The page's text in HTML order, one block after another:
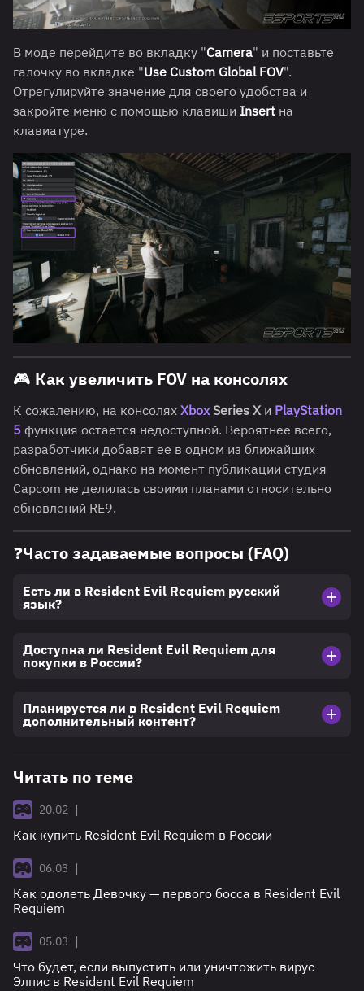
В моде перейдите во вкладку "Camera" и поставьте
галочку во вкладке "Use Custom Global FOV".
Отрегулируйте значение для своего удобства и
закройте меню с помощью клавиши Insert на
клавиатуре.
🎮 Как увеличить FOV на консолях
К сожалению, на консолях XboxSeries X и PlayStation
5 функция остается недоступной. Вероятнее всего,
разработчики добавят ее в одном из ближайших
обновлений, однако на момент публикации студия
Capcom не делилась своими планами относительно
обновлений RE9.
❓Часто задаваемые вопросы (FAQ)
Есть ли в Resident Evil Requiem русский
язык?
Доступна ли Resident Evil Requiem для
покупки в России?
Планируется ли в Resident Evil Requiem
дополнительный контент?
Читать по теме
20.02 |
Как купить Resident Evil Requiem в России
06.03
|
Как одолеть Девочку — первого босса в Resident Evil
Requiem
05.03
|
Что будет, если выпустить или уничтожить вирус
Элпис в Resident Evil Requiem